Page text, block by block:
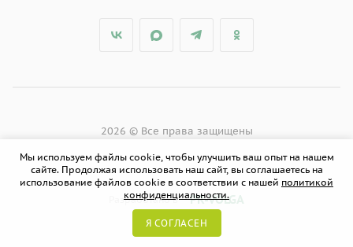
2026 © Все права защищены
Разработано в PR-VOLGA
Мы используем файлы cookie, чтобы улучшить ваш опыт на нашем
сайте. Продолжая использовать наш сайт, вы соглашаетесь на
использование файлов cookie в соответствии с нашей политикой
конфиденциальности.
Я СОГЛАСЕН